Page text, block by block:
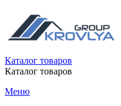
Каталог товаров
Каталог товаров
Меню